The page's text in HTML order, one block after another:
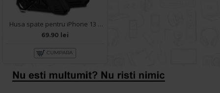
Husa spate pentru iPhone 13 - Slide Case Negru
69.90 lei
CUMPARA